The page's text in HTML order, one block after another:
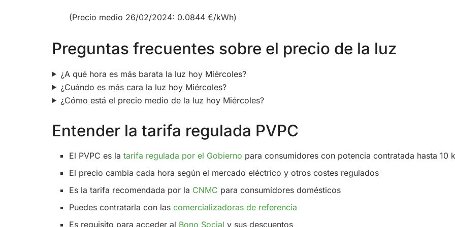
(Precio medio 26/02/2024: 0.0844 €/kWh)
Preguntas frecuentes sobre el precio de la luz
¿A qué hora es más barata la luz hoy Miércoles?
¿Cuándo es más cara la luz hoy Miércoles?
¿Cómo está el precio medio de la luz hoy Miércoles?
Entender la tarifa regulada PVPC
El PVPC es latarifa regulada por el Gobierno para consumidores con potencia contratada hasta 10
El precio cambia cada hora según el mercado eléctrico y otros costes regulados
Es la tarifa recomendada por la CNMC para consumidores domésticos
Puedes contratarla con lascomercializadoras de referencia
Es requisito para acceder al Bono Social y sus descuentos